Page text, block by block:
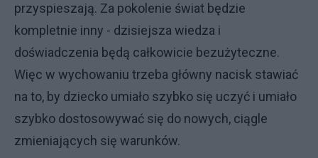
przyspieszają. Za pokolenie świat będzie
kompletnie inny - dzisiejsza wiedza i
doświadczenia będą całkowicie bezużyteczne.
Więc w wychowaniu trzeba główny nacisk stawiać
na to, by dziecko umiało szybko się uczyć i umiało
szybko dostosowywać się do nowych, ciągle
zmieniających się warunków.